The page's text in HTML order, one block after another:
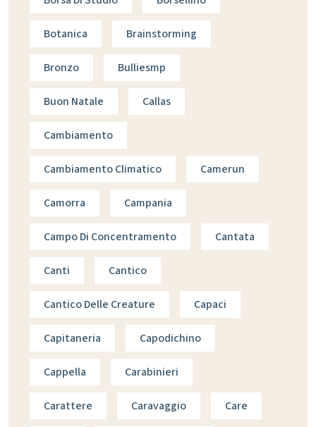
Botanica Brainstorming
Bronzo Bulliesmp
Buon Natale Callas
Cambiamento
Cambiamento Climatico Camerun
Camorra Campania
Campo Di Concentramento Cantata
Canti Cantico
Cantico Delle Creature Capaci
Capitaneria Capodichino
Cappella Carabinieri
Carattere Caravaggio Care